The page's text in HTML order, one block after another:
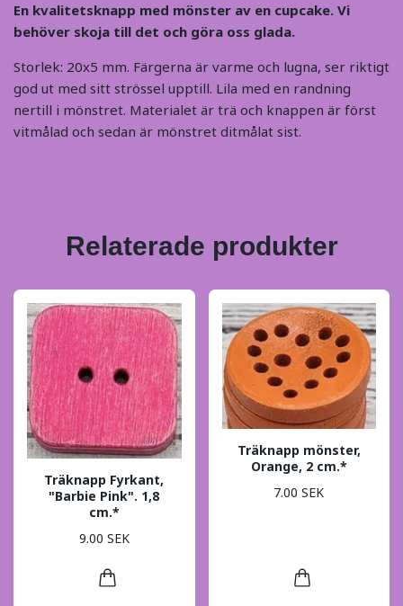
En kvalitetsknapp med mönster av en cupcake. Vi
behöver skoja till det och göra oss glada.
Storlek: 20x5 mm. Färgerna är varme och lugna, ser riktigt
god ut med sitt strössel upptill. Lila med en randning
nertill i mönstret. Materialet är trä och knappen är först
vitmålad och sedan är mönstret ditmålat sist.
Relaterade produkter
Träknapp Fyrkant,
"Barbie Pink". 1,8
cm.*
9.00 SEK
Träknapp mönster,
Orange, 2 cm.*
7.00 SEK